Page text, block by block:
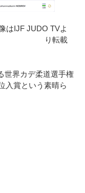
はIJF JUDO TVよ
り転載
世界カデ柔道選手権
入賞という素晴ら